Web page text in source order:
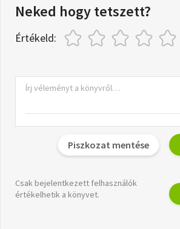
Neked hogy tetszett?
Értékeld:
Piszkozat mentése
Csak bejelentkezett felhasználók
értékelhetik a könyvet.